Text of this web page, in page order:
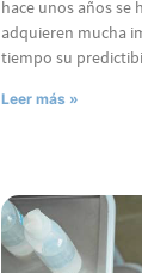
hace unos años se
adquieren mucha
tiempo su
Leer más »